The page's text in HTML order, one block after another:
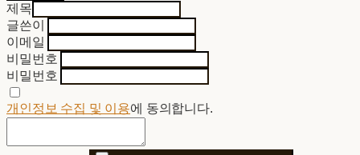
제목
글쓴이
이메일
비밀번호
비밀번호
개인정보 수집 및 이용에 동의합니다.